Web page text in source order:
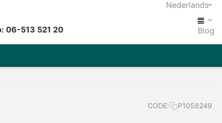
Nederlands
06-513 521 20 Blog
CODE: P1058249